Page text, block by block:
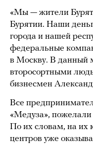
«Мы — жители
Бурятии. Наши
города и нашей
федеральные
в Москву. В данный
второсортными
бизнесмен
Все
«Медуза»,
По их словам, на их
центров уже